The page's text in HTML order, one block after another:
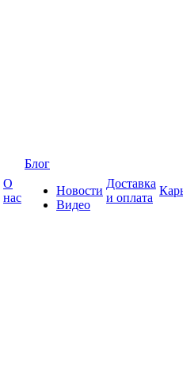
О
нас
Блог
Новости
Видео
Доставка
и оплата